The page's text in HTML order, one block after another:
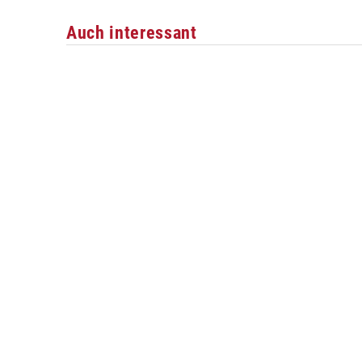
Auch interessant